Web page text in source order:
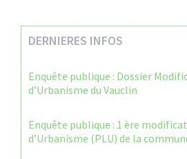
DERNIERES INFOS
Enquête publique : Dossier
d’Urbanisme du Vauclin
Enquête publique : 1 ère
d’Urbanisme (PLU) de la